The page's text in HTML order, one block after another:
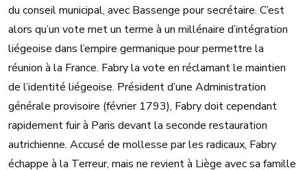
du conseil municipal, avec Bassenge pour secrétaire. C’est
alors qu’un vote met un terme à un millénaire d’intégration
liégeoise dans l’empire germanique pour permettre la
réunion à la France. Fabry la vote en réclamant le maintien
de l’identité liégeoise. Président d’une Administration
générale provisoire (février 1793), Fabry doit cependant
rapidement fuir à Paris devant la seconde restauration
autrichienne. Accusé de mollesse par les radicaux, Fabry
échappe à la Terreur, mais ne revient à Liège avec sa famille